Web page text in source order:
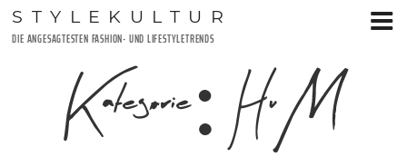
Zum
Inhalt
STYLEKULTUR
DIE ANGESAGTESTEN FASHION- UND LIFESTYLETRENDS
Kategorie:HuM